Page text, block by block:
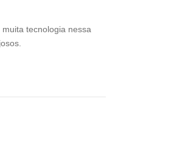
tecnologia nessa